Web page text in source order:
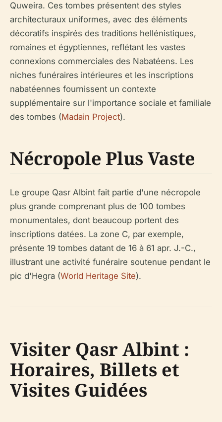
Quweira. Ces tombes présentent des styles
architecturaux uniformes, avec des éléments
décoratifs inspirés des traditions hellénistiques,
romaines et égyptiennes, reflétant les vastes
connexions commerciales des Nabatéens. Les
niches funéraires intérieures et les inscriptions
nabatéennes fournissent un contexte
supplémentaire sur l'importance sociale et familiale
des tombes (Madain Project).
Nécropole Plus Vaste
Le groupe Qasr Albint fait partie d'une nécropole
plus grande comprenant plus de 100 tombes
monumentales, dont beaucoup portent des
inscriptions datées. La zone C, par exemple,
présente 19 tombes datant de 16 à 61 apr. J.-C.,
illustrant une activité funéraire soutenue pendant le
pic d'Hegra (World Heritage Site).
Visiter Qasr Albint :
Horaires, Billets et
Visites Guidées